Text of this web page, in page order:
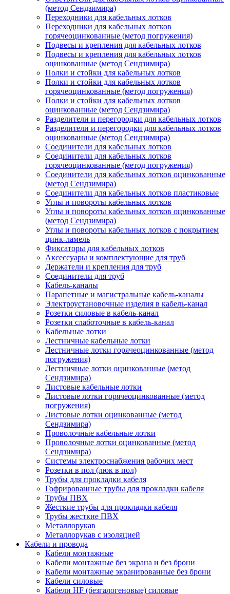
(метод Сендзимира)
Переходники для кабельных лотков
Переходники для кабельных лотков
горячеоцинкованные (метод погружения)
Подвесы и крепления для кабельных лотков
Подвесы и крепления для кабельных лотков
оцинкованные (метод Сендзимира)
Полки и стойки для кабельных лотков
Полки и стойки для кабельных лотков
горячеоцинкованные (метод погружения)
Полки и стойки для кабельных лотков
оцинкованные (метод Сендзимира)
Разделители и перегородки для кабельных лотков
Разделители и перегородки для кабельных лотков
оцинкованные (метод Сендзимира)
Соединители для кабельных лотков
Соединители для кабельных лотков
горячеоцинкованные (метод погружения)
Соединители для кабельных лотков оцинкованные
(метод Сендзимира)
Соединители для кабельных лотков пластиковые
Углы и повороты кабельных лотков
Углы и повороты кабельных лотков оцинкованные
(метод Сендзимира)
Углы и повороты кабельных лотков с покрытием
цинк-ламель
Фиксаторы для кабельных лотков
Аксессуары и комплектующие для труб
Держатели и крепления для труб
Соединители для труб
Кабель-каналы
Парапетные и магистральные кабель-каналы
Электроустановочные изделия в кабель-канал
Розетки силовые в кабель-канал
Розетки слаботочные в кабель-канал
Кабельные лотки
Лестничные кабельные лотки
Лестничные лотки горячеоцинкованные (метод
погружения)
Лестничные лотки оцинкованные (метод
Сендзимира)
Листовые кабельные лотки
Листовые лотки горячеоцинкованные (метод
погружения)
Листовые лотки оцинкованные (метод
Сендзимира)
Проволочные кабельные лотки
Проволочные лотки оцинкованные (метод
Сендзимира)
Системы электроснабжения рабочих мест
Розетки в пол (люк в пол)
Трубы для прокладки кабеля
Гофрированные трубы для прокладки кабеля
Трубы ПВХ
Жесткие трубы для прокладки кабеля
Трубы жесткие ПВХ
Металлорукав
Металлорукав с изоляцией
Кабели и провода
Кабели монтажные
Кабели монтажные без экрана и без брони
Кабели монтажные экранированные без брони
Кабели силовые
Кабели HF (безгалогеновые) силовые